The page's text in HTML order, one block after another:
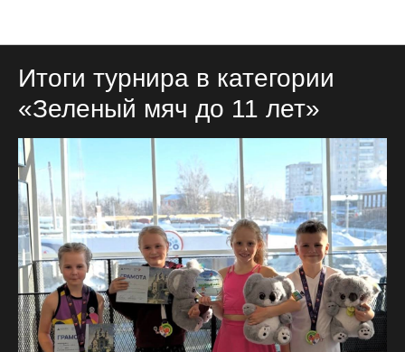
Итоги турнира в категории
«Зеленый мяч до 11 лет»